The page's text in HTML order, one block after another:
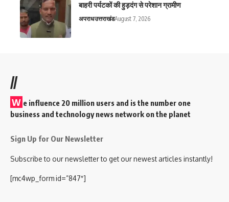
बाहरी पर्यटकों की हुड़दंग से परेशान ग्रामीण
अपराधउत्तराखंडAugust 7, 2026
//
W e influence 20 million users and is the number one
business and technology news network on the planet
Sign Up for Our Newsletter
Subscribe to our newsletter to get our newest articles instantly!
[mc4wp_form id=”847″]